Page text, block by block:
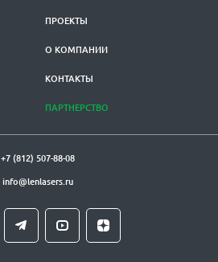
ПРОЕКТЫ
О КОМПАНИИ
КОНТАКТЫ
ПАРТНЕРСТВО
+7 (812) 507-88-08
info@lenlasers.ru